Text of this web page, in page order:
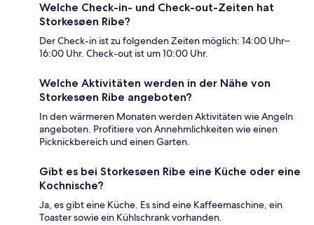
Welche Check-in- und Check-out-Zeiten hat
Storkesøen Ribe?
Der Check-in ist zu folgenden Zeiten möglich: 14:00 Uhr–
16:00 Uhr. Check-out ist um 10:00 Uhr.
Welche Aktivitäten werden in der Nähe von
Storkesøen Ribe angeboten?
In den wärmeren Monaten werden Aktivitäten wie Angeln
angeboten. Profitiere von Annehmlichkeiten wie einen
Picknickbereich und einen Garten.
Gibt es bei Storkesøen Ribe eine Küche oder eine
Kochnische?
Ja, es gibt eine Küche. Es sind eine Kaffeemaschine, ein
Toaster sowie ein Kühlschrank vorhanden.